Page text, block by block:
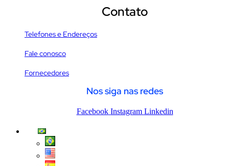
Contato
Telefones e Endereços
Fale conosco
Fornecedores
Nos siga nas redes
Facebook Instagram Linkedin